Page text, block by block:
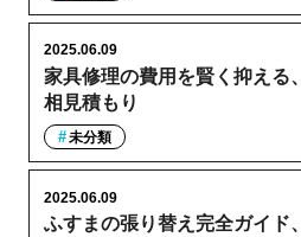
家具修理の費用を賢く抑える
相見積もり
2025.06.09
未分類
ふすまの張り替え完全ガイド
2025.06.09